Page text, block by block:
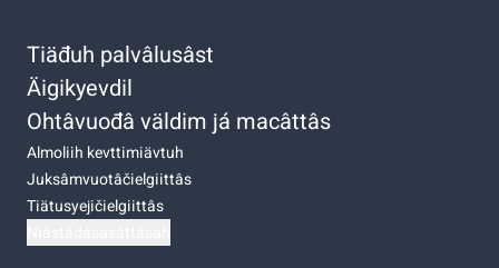
Tiäđuh palvâlusâst
Äigikyevdil
Ohtâvuođâ väldim já macâttâs
Almoliih kevttimiävtuh
Juksâmvuotâčielgiittâs
Tiätusyejičielgiittâs